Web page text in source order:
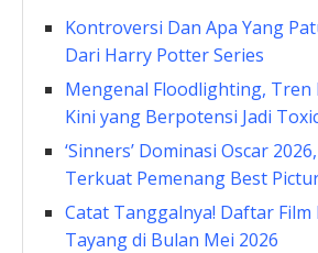
Kontroversi Dan Apa Yang
Dari Harry Potter Series
Mengenal Floodlighting, Tren
Kini yang Berpotensi Jadi
‘Sinners’ Dominasi Oscar
Terkuat Pemenang Best
Catat Tanggalnya! Daftar Film
Tayang di Bulan Mei 2026